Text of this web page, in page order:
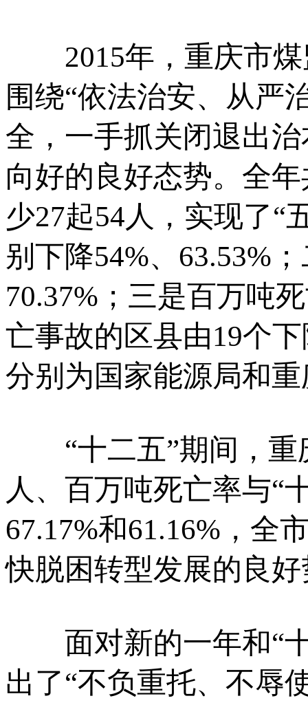
2015年，重庆市煤
围绕“依法治安、从严
全，一手抓关闭退出
向好的良好态势。全
少27起54人，实现了“
别下降54%、63.53%
70.37%；三是百万吨
亡事故的区县由19个
分别为国家能源局和
“十二五”期间，重
人、百万吨死亡率与“
67.17%和61.16%，全
快脱困转型发展的良
面对新的一年和“十
出了“不负重托、不辱